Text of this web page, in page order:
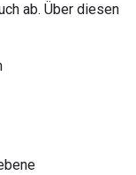
ab. Über diesen